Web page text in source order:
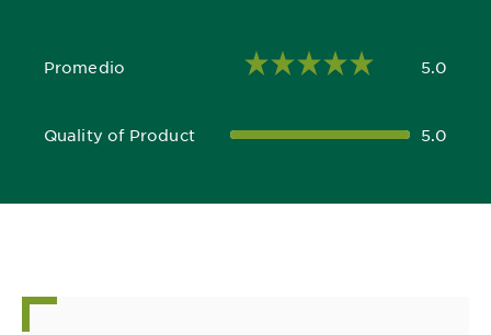
Promedio
5.0 out of 5 stars 5.0
Quality of Product
5.0 out of 5 stars 5.0